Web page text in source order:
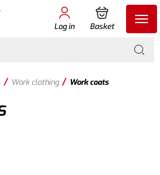
Log in Basket
/ Work clothing / Work coats